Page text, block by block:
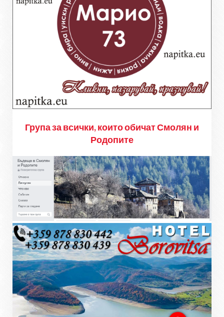
Група за всички, които обичат Смолян и
Родопите